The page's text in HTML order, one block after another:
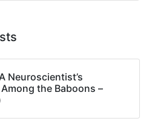
Neuroscientist’s
the Baboons –